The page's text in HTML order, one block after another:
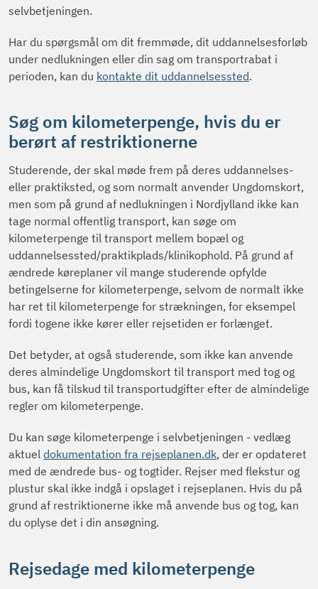
selvbetjeningen.
Har du spørgsmål om dit fremmøde, dit uddannelsesforløb
under nedlukningen eller din sag om transportrabat i
perioden, kan du kontakte dit uddannelsessted.
Søg om kilometerpenge, hvis du er
berørt af restriktionerne
Studerende, der skal møde frem på deres uddannelses-
eller praktiksted, og som normalt anvender Ungdomskort,
men som på grund af nedlukningen i Nordjylland ikke kan
tage normal offentlig transport, kan søge om
kilometerpenge til transport mellem bopæl og
uddannelsessted/praktikplads/klinikophold. På grund af
ændrede køreplaner vil mange studerende opfylde
betingelserne for kilometerpenge, selvom de normalt ikke
har ret til kilometerpenge for strækningen, for eksempel
fordi togene ikke kører eller rejsetiden er forlænget.
Det betyder, at også studerende, som ikke kan anvende
deres almindelige Ungdomskort til transport med tog og
bus, kan få tilskud til transportudgifter efter de almindelige
regler om kilometerpenge.
Du kan søge kilometerpenge i selvbetjeningen - vedlæg
aktuel dokumentation fra rejseplanen.dk, der er opdateret
med de ændrede bus- og togtider. Rejser med flekstur og
plustur skal ikke indgå i opslaget i rejseplanen. Hvis du på
grund af restriktionerne ikke må anvende bus og tog, kan
du oplyse det i din ansøgning.
Rejsedage med kilometerpenge